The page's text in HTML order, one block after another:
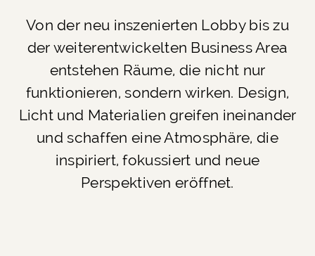
Von der neu inszenierten Lobby bis zu
der weiterentwickelten Business Area
entstehen Räume, die nicht nur
funktionieren, sondern wirken. Design,
Licht und Materialien greifen ineinander
und schaffen eine Atmosphäre, die
inspiriert, fokussiert und neue
Perspektiven eröffnet.